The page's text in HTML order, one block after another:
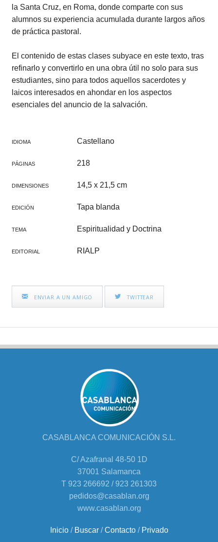
la Santa Cruz, en Roma, donde comparte con sus
alumnos su experiencia acumulada durante largos años
de práctica pastoral.
El contenido de estas clases subyace en este texto, tras
refinarlo y convertirlo en una obra útil no solo para sus
estudiantes, sino para todos aquellos sacerdotes y
laicos interesados en ahondar en los aspectos
esenciales del anuncio de la salvación.
IDIOMA Castellano
PÁGINAS 218
DIMENSIONES 14,5 x 21,5 cm
EDICIÓN Tapa blanda
TEMA Espiritualidad y Doctrina
EDITORIAL RIALP
ENVIAR A UN AMIGO TWITTEAR
CASABLANCA COMUNICACIÓN S.L.
C/ Azafranal 48-50 1D
37001 Salamanca
T 923 266692 / 923 261303
pedidos@casablan.org
www.casablan.org
Inicio/ Buscar/Contacto/ Privado